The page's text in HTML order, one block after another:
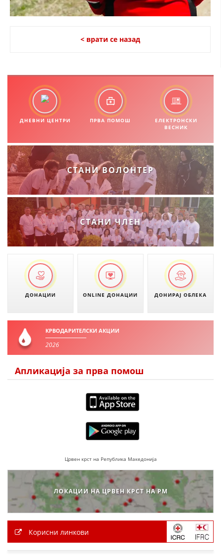
БРОШУРИ
< врати се назад
ДНЕВНИ ЦЕНТРИ ПРВА ПОМОШ
ЕЛЕКТРОНСКИ
ВЕСНИК
СТАНИ ВОЛОНТЕР
СТАНИ ЧЛЕН
ДОНАЦИИ ONLINE ДОНАЦИИ ДОНИРАЈ ОБЛЕКА
КРВОДАРИТЕЛСКИ АКЦИИ
2026
Апликација за прва помош
Црвен крст на Република Македонија
ЛОКАЦИИ НА ЦРВЕН КРСТ НА РМ
Корисни линкови